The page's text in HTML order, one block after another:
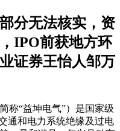
分无法核实，资
IPO前获地方环
证券王怡人邹万
称“益坤电气”）是国家级
通和电力系统绝缘及过电